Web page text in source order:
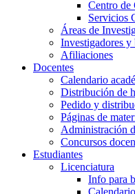
Centro de
Servicios
Áreas de
Investigadores y
Afiliaciones
Docentes
Calendario
Distribución de
Pedido y
Páginas de
Administración
Concursos
Estudiantes
Licenciatura
Info para